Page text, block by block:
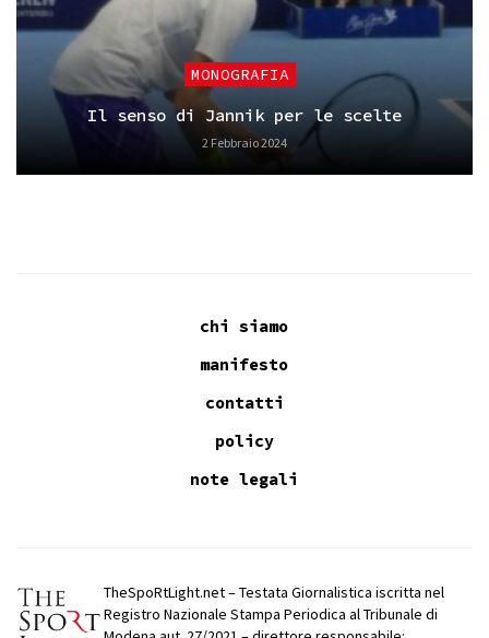
MONOGRAFIA
Il senso di Jannik per le scelte
2 Febbraio 2024
chi siamo
manifesto
contatti
policy
note legali
TheSpoRtLight.net – Testata Giornalistica iscritta nel
Registro Nazionale Stampa Periodica al Tribunale di